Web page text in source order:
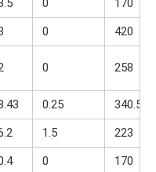
0
170
0
420
0 258
0.25
340.5
1.5
223
0
170